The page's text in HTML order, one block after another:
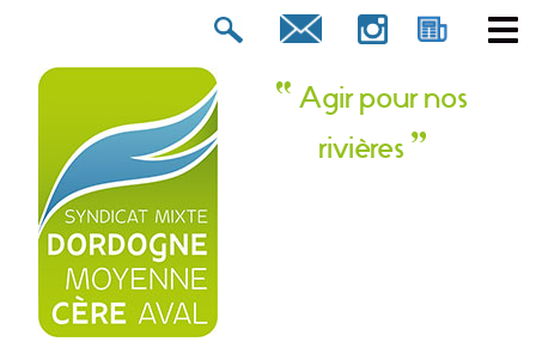
Agir pour nos
rivières
Rechercher :